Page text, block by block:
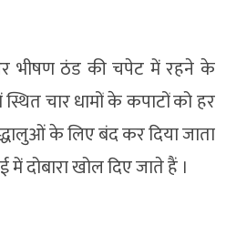
और भीषण ठंड की चपेट में रहने के
स्थित चार धामों के कपाटों को हर
के लिए बंद कर दिया जाता
खोल दिए जाते हैं ।